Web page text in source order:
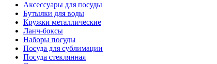
Аксессуары для посуды
Бутылки для воды
Кружки металлические
Ланч-боксы
Наборы посуды
Посуда для сублимации
Посуда стеклянная